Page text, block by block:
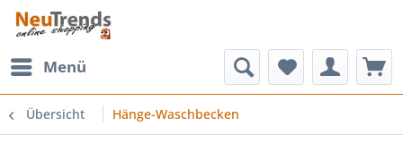
Menü
Übersicht Hänge-Waschbecken